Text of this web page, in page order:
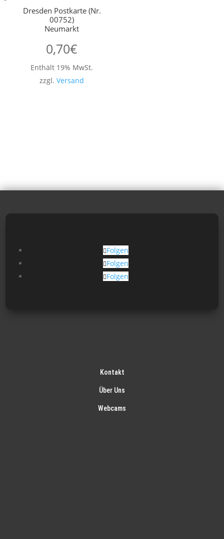
Dresden Postkarte (Nr.
00752)
Neumarkt
0,70€
Enthält 19% MwSt.
zzgl.Versand
Folgen
Folgen
Folgen
Kontakt
Über Uns
Webcams